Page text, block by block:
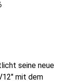
seine neue
mit dem